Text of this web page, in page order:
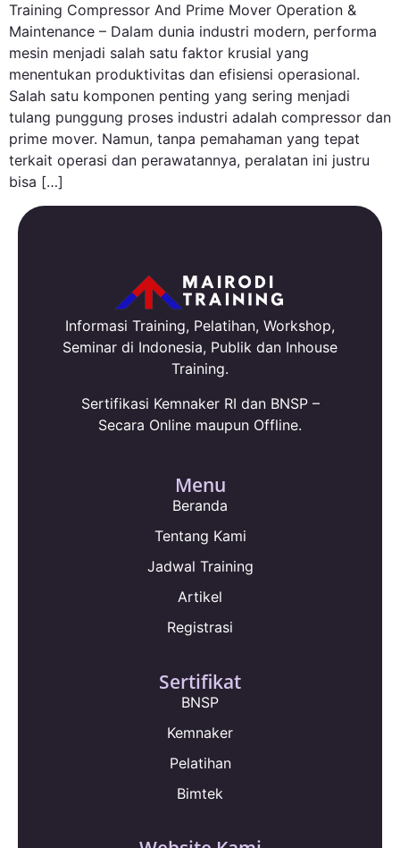
Training Compressor And Prime Mover Operation &
Maintenance – Dalam dunia industri modern, performa
mesin menjadi salah satu faktor krusial yang
menentukan produktivitas dan efisiensi operasional.
Salah satu komponen penting yang sering menjadi
tulang punggung proses industri adalah compressor dan
prime mover. Namun, tanpa pemahaman yang tepat
terkait operasi dan perawatannya, peralatan ini justru
bisa […]
Informasi Training, Pelatihan, Workshop,
Seminar di Indonesia, Publik dan Inhouse
Training.
Sertifikasi Kemnaker RI dan BNSP –
Secara Online maupun Offline.
Menu
Beranda
Tentang Kami
Jadwal Training
Artikel
Registrasi
Sertifikat
BNSP
Kemnaker
Pelatihan
Bimtek